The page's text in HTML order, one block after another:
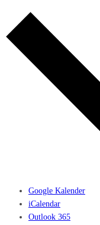
Google Kalender
iCalendar
Outlook 365